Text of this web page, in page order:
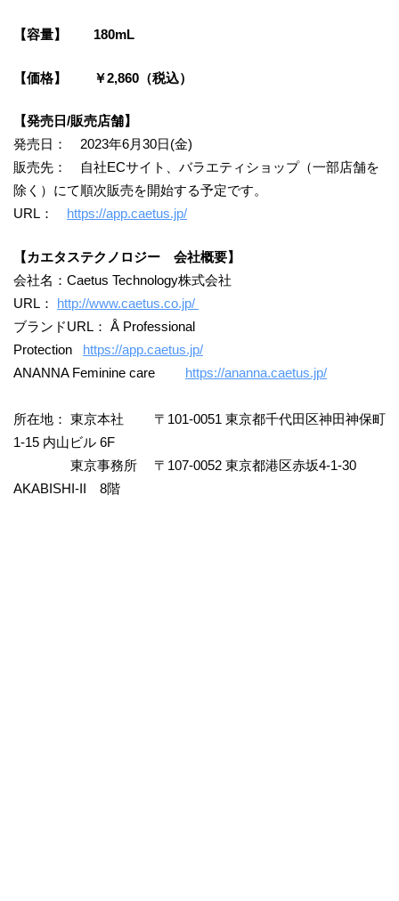
【容量】 180mL
【価格】 ￥2,860（税込）
【発売日/販売店舗】
発売日： 2023年6月30日(金)
販売先： 自社ECサイト、バラエティショップ（一部店舗を
除く）にて順次販売を開始する予定です。
URL：
https://app.caetus.jp/
【カエタステクノロジー 会社概要】
会社名：Caetus Technology株式会社
URL： http://www.caetus.co.jp/
ブランドURL： Å Professional
Protection https://app.caetus.jp/
ANANNA Feminine care https://ananna.caetus.jp/
所在地： 東京本社 〒101-0051 東京都千代田区神田神保町
1-15 内山ビル 6F
東京事務所 〒107-0052 東京都港区赤坂4-1-30
AKABISHI-II 8階